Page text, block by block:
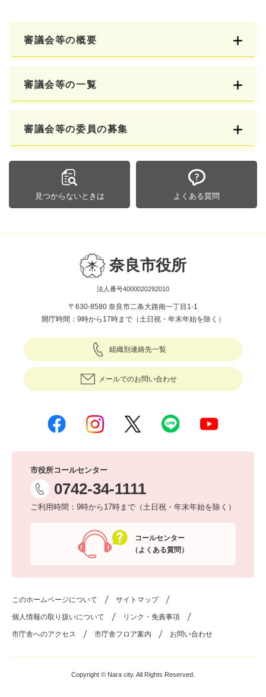
審議会等の概要
審議会等の一覧
審議会等の委員の募集
見つからないときは よくある質問
奈良市役所
法人番号4000020292010
〒630-8580 奈良市二条大路南一丁目1-1
開庁時間：9時から17時まで（土日祝・年末年始を除く）
組織別連絡先一覧
メールでのお問い合わせ
市役所コールセンター
0742-34-1111
ご利用時間：9時から17時まで（土日祝・年末年始を除く）
コールセンター
（よくある質問）
このホームページについて サイトマップ
個人情報の取り扱いについて リンク・免責事項
市庁舎へのアクセス 市庁舎フロア案内 お問い合わせ
Copyright © Nara city. All Rights Reserved.